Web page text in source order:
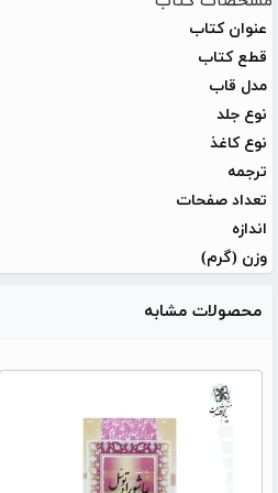
عنوان کتاب
قطع کتاب
مدل قاب
نوع جلد
نوع کاغذ
ترجمه
تعداد صفحات
اندازه
وزن (گرم)
محصولات مشابه